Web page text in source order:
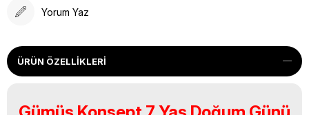
Yorum Yaz
ÜRÜN ÖZELLIKLERI